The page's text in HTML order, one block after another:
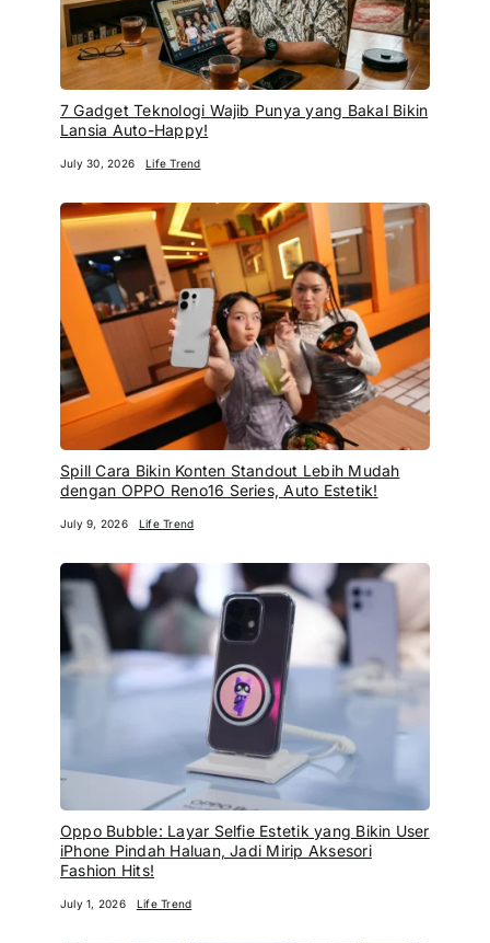
7 Gadget Teknologi Wajib Punya yang Bakal Bikin
Lansia Auto-Happy!
July 30, 2026 Life Trend
Spill Cara Bikin Konten Standout Lebih Mudah
dengan OPPO Reno16 Series, Auto Estetik!
July 9, 2026 Life Trend
Oppo Bubble: Layar Selfie Estetik yang Bikin User
iPhone Pindah Haluan, Jadi Mirip Aksesori
Fashion Hits!
July 1, 2026 Life Trend